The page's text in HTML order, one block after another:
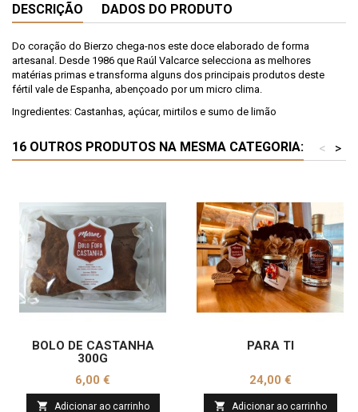
DESCRIÇÃO DADOS DO PRODUTO
Do coração do Bierzo chega-nos este doce elaborado de forma
artesanal. Desde 1986 que Raúl Valcarce selecciona as melhores
matérias primas e transforma alguns dos principais produtos deste
fértil vale de Espanha, abençoado por um micro clima.
Ingredientes: Castanhas, açúcar, mirtilos e sumo de limão
16 OUTROS PRODUTOS NA MESMA CATEGORIA: >
<
BOLO DE CASTANHA
300G
Preço
6,00 €
 Adicionar ao carrinho
PARA TI
Preço
24,00 €
 Adicionar ao carrinho